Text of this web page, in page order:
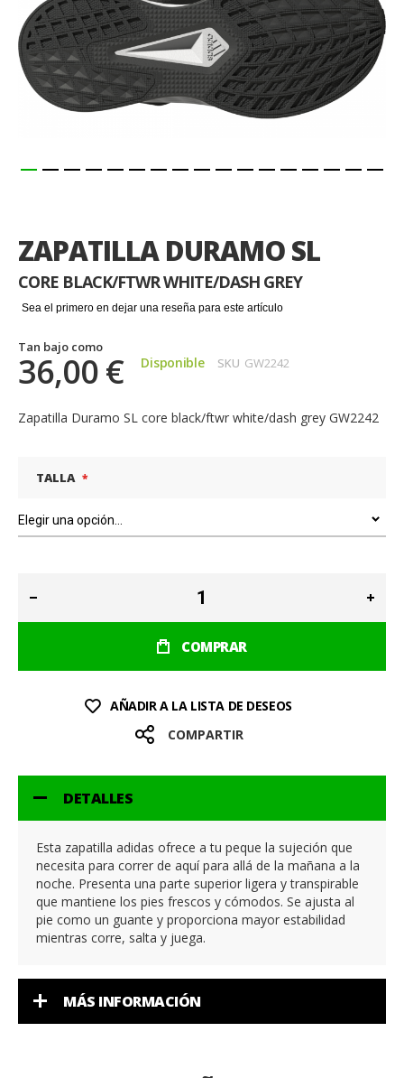
ZAPATILLA DURAMO SL
CORE BLACK/FTWR WHITE/DASH GREY
Sea el primero en dejar una reseña para este artículo
Tan bajo como
36,00 € Disponible SKU GW2242
Zapatilla Duramo SL core black/ftwr white/dash grey GW2242
TALLA
COMPRAR
AÑADIR A LA LISTA DE DESEOS
COMPARTIR
de
la
galería
de
imágenes
DETALLES
Esta zapatilla adidas ofrece a tu peque la sujeción que
necesita para correr de aquí para allá de la mañana a la
noche. Presenta una parte superior ligera y transpirable
que mantiene los pies frescos y cómodos. Se ajusta al
pie como un guante y proporciona mayor estabilidad
mientras corre, salta y juega.
MÁS INFORMACIÓN